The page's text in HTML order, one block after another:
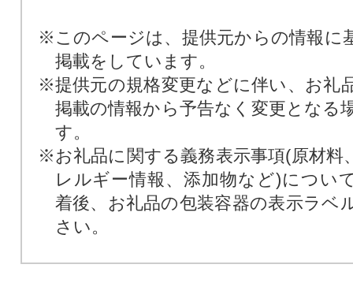
※このページは、提供元からの情報に
掲載をしています。
※提供元の規格変更などに伴い、お礼
掲載の情報から予告なく変更となる
す。
※お礼品に関する義務表示事項(原材料
レルギー情報、添加物など)につい
着後、お礼品の包装容器の表示ラベ
さい。